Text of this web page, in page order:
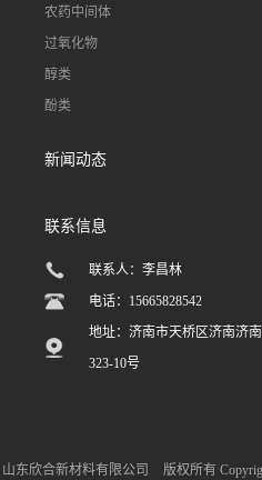
农药中间体
过氧化物
醇类
酚类
新闻动态
联系信息
联系人：李昌林
电话：15665828542
地址：济南市天桥区济南济
323-10号
山东欣合新材料有限公司 版权所有